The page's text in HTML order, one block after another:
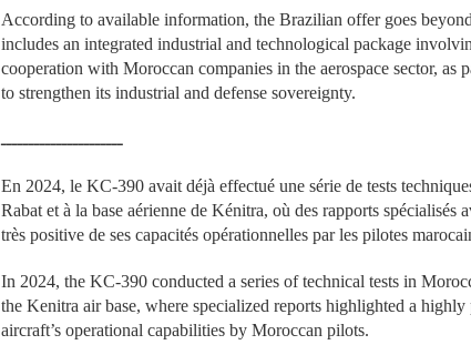
According to available information, the Brazilian offer goes
includes an integrated industrial and technological package
cooperation with Moroccan companies in the aerospace sector, as
to strengthen its industrial and defense sovereignty.
ــــــــــــــــــــــ
En 2024, le KC-390 avait déjà effectué une série de tests
Rabat et à la base aérienne de Kénitra, où des rapports spécialisés
très positive de ses capacités opérationnelles par les pilotes
In 2024, the KC-390 conducted a series of technical tests in
the Kenitra air base, where specialized reports highlighted a highly
aircraft’s operational capabilities by Moroccan pilots.